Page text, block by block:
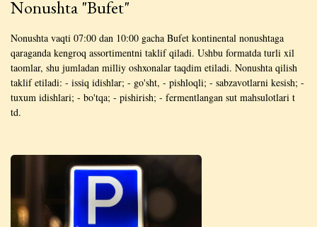
Nonushta "Bufet"
Nonushta vaqti 07:00 dan 10:00 gacha Bufet kontinental nonushtaga
qaraganda kengroq assortimentni taklif qiladi. Ushbu formatda turli xil
taomlar, shu jumladan milliy oshxonalar taqdim etiladi. Nonushta qilish
taklif etiladi: - issiq idishlar; - go'sht, - pishloqli; - sabzavotlarni kesish; -
tuxum idishlari; - bo'tqa; - pishirish; - fermentlangan sut mahsulotlari t
td.